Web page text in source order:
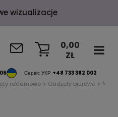
wizualizacje
Сервіс УКР +48 733 382 002
0,00
ZŁ
reklamowe Gadżety biurowe